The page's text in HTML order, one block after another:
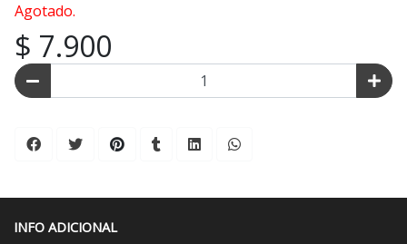
Agotado.
$ 7.900
INFO ADICIONAL